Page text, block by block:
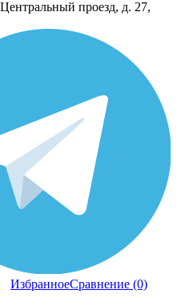
проезд, д. 27,
ИзбранноеСравнение (0)